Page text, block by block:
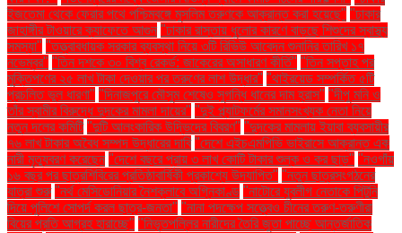
ইজতেমা থেকে ফেরার পথে পশ্চিমবঙ্গে মুসলিম তরুণকে আক্রান্ত করা হয়েছে" "ঢাকার
জাহাঙ্গীর টাওয়ারে ক্যাফেতে আগুন "ঢাকার রাস্তায় ধুলোর কারণে বাড়ছে শিশুদের স্বাস্থ্য
সমস্যা" "তত্ত্বাবধায়ক সরকার ব্যবস্থা নিয়ে ৩টি রিভিউ আবেদন শুনানির তারিখ ১৭
নভেম্বর" "তিন দশকে ৩০ বিশ্ব রেকর্ড: জাকেরের অসাধারণ কীর্তি" "তিন সপ্তাহ পর
মুক্তিপণের ২৫ লাখ টাকা দেওয়ার পর তরুণের লাশ উদ্ধার" "থাইরয়েড সম্পর্কিত ৫টি
প্রচলিত ভুল ধারণা" "দিনাজপুরে মৌসুম শেষেও সুগন্ধি ধানের দাম হ্রাস" "দীপু মনি ও
তাঁর স্বামীর বিরুদ্ধে দুদকের মামলা দায়ের" "দুই প্ল্যাটফর্মের সমানসংখ্যক নেতা নিয়ে
নতুন দলের কমিটি "দুটি আলংকারিক উদ্ভিদের বিবরণ" "দুদকের মামলায় ইয়াবা ব্যবসায়ীর
৭৬ লাখ টাকার অবৈধ সম্পদ উদ্ধারের দাবি "দেশে এইচএমপিভি ভাইরাসে আক্রান্ত এক
নারী মৃত্যুবরণ করেছেন "দেশে বছরে প্রায় ৩ লাখ কোটি টাকার শুল্ক ও কর ছাড়" "নওগাঁয়
১৬ বছর পর ছাত্রশিবিরের প্রতিষ্ঠাবার্ষিকী প্রকাশ্যে উদযাপিত" "নতুন ছাত্রসংগঠনের
যাত্রা শুরু "নর্থ মেসিডোনিয়ার নৈশক্লাবে অগ্নিকাণ্ড "নাটোরে যুবলীগ নেতাকে পিটুনি
দিয়ে পুলিশে সোপর্দ করল ছাত্র-জনতা" "নানা পদক্ষেপ সত্ত্বেও চীনের তরুণ-তরুণীরা
বিয়ের প্রতি আগ্রহ হারাচ্ছে" "নিভৃতপল্লির নারীদের তৈরি জুতা পাচ্ছে আন্তর্জাতিক